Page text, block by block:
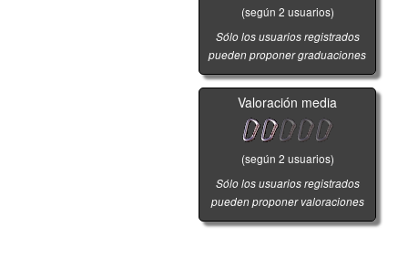
(según 2 usuarios)
Sólo los usuarios registrados
pueden proponer graduaciones
Valoración media
(según 2 usuarios)
Sólo los usuarios registrados
pueden proponer valoraciones